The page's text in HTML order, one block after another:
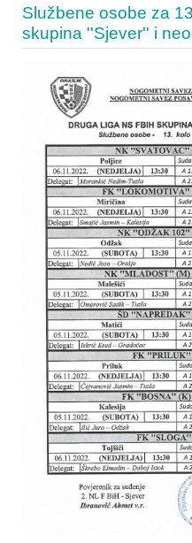
Službene osobe za
skupina ''Sjever'' i